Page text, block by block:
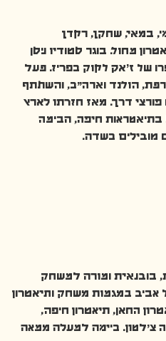
במאי, שחקן, רקדן
מחול. בוגר סטודיו ניסן
של ז’אק לקוק בפריז. פעל
בין השנים 1977–1984 בצרפת, הולנד וארה״ב, והשתתף
פורצי דרך. מאז חזרתו לארץ
בתיאטראות חיפה, הבימה
מובילים בשדה.
בובנאית ומורה למשחק
אביב במגמות משחק ותיאטרון
החאן, תיאטרון חיפה,
צ׳לטון. ביימה למעלה ממאה